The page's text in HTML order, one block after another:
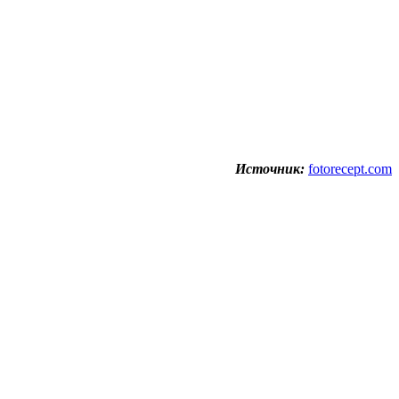
Источник: fotorecept.com